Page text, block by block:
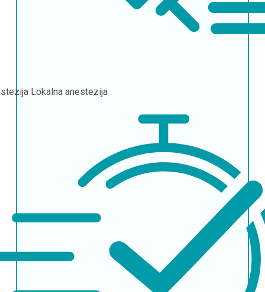
Lokalna anestezija